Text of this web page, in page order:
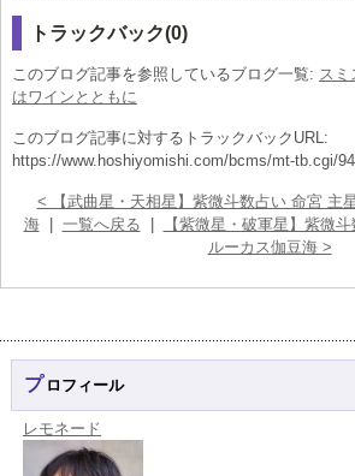
トラックバック(0)
このブログ記事を参照しているブログ一覧: スミ
はワインとともに
このブログ記事に対するトラックバックURL:
https://www.hoshiyomishi.com/bcms/mt-tb.cgi/
< 【武曲星・天相星】紫微斗数占い 命宮 主
海| 一覧へ戻る
【紫微星・破軍星】紫微
ルーカス伽豆海 >
プロフィール
レモネード